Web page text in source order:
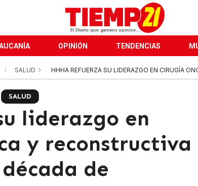
OPINIÓN TENDENCIAS
SALUD HHHA REFUERZA SU LIDERAZGO EN CIRUGÍA
SALUD
liderazgo en
y reconstructiva
de